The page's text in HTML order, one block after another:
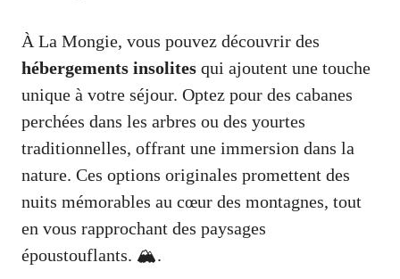
À La Mongie, vous pouvez découvrir des
hébergements insolites qui ajoutent une touche
unique à votre séjour. Optez pour des cabanes
perchées dans les arbres ou des yourtes
traditionnelles, offrant une immersion dans la
nature. Ces options originales promettent des
nuits mémorables au cœur des montagnes, tout
en vous rapprochant des paysages
époustouflants. 🏔️.